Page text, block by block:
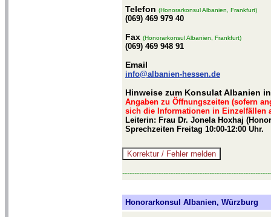
Telefon (Honorarkonsul Albanien, Frankfurt)
(069) 469 979 40
Fax (Honorarkonsul Albanien, Frankfurt)
(069) 469 948 91
Email
info@albanien-hessen.de
Hinweise zum Konsulat Albanien
Angaben zu Öffnungszeiten (sofern
sich die Informationen in Einzelfällen
Leiterin: Frau Dr. Jonela Hoxhaj
Sprechzeiten Freitag 10:00-12:00 Uhr.
Honorarkonsul Albanien, Würzburg